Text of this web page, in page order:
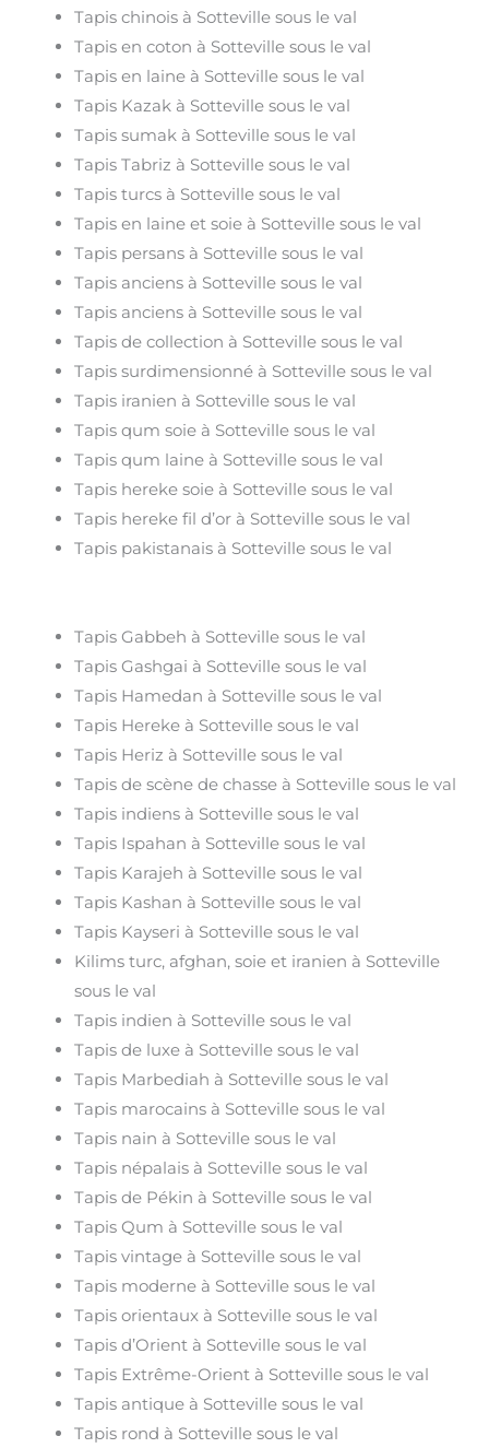
Tapis chinois à Sotteville sous le val
Tapis en coton à Sotteville sous le val
Tapis en laine à Sotteville sous le val
Tapis Kazak à Sotteville sous le val
Tapis sumak à Sotteville sous le val
Tapis Tabriz à Sotteville sous le val
Tapis turcs à Sotteville sous le val
Tapis en laine et soie à Sotteville sous le val
Tapis persans à Sotteville sous le val
Tapis anciens à Sotteville sous le val
Tapis anciens à Sotteville sous le val
Tapis de collection à Sotteville sous le val
Tapis surdimensionné à Sotteville sous le val
Tapis iranien à Sotteville sous le val
Tapis qum soie à Sotteville sous le val
Tapis qum laine à Sotteville sous le val
Tapis hereke soie à Sotteville sous le val
Tapis hereke fil d’or à Sotteville sous le val
Tapis pakistanais à Sotteville sous le val
Tapis Gabbeh à Sotteville sous le val
Tapis Gashgai à Sotteville sous le val
Tapis Hamedan à Sotteville sous le val
Tapis Hereke à Sotteville sous le val
Tapis Heriz à Sotteville sous le val
Tapis de scène de chasse à Sotteville sous le val
Tapis indiens à Sotteville sous le val
Tapis Ispahan à Sotteville sous le val
Tapis Karajeh à Sotteville sous le val
Tapis Kashan à Sotteville sous le val
Tapis Kayseri à Sotteville sous le val
Kilims turc, afghan, soie et iranien à Sotteville
sous le val
Tapis indien à Sotteville sous le val
Tapis de luxe à Sotteville sous le val
Tapis Marbediah à Sotteville sous le val
Tapis marocains à Sotteville sous le val
Tapis nain à Sotteville sous le val
Tapis népalais à Sotteville sous le val
Tapis de Pékin à Sotteville sous le val
Tapis Qum à Sotteville sous le val
Tapis vintage à Sotteville sous le val
Tapis moderne à Sotteville sous le val
Tapis orientaux à Sotteville sous le val
Tapis d’Orient à Sotteville sous le val
Tapis Extrême-Orient à Sotteville sous le val
Tapis antique à Sotteville sous le val
Tapis rond à Sotteville sous le val